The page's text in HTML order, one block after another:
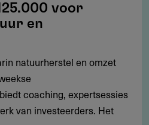
voor
en
natuurherstel en omzet
coaching, expertsessies
van investeerders. Het